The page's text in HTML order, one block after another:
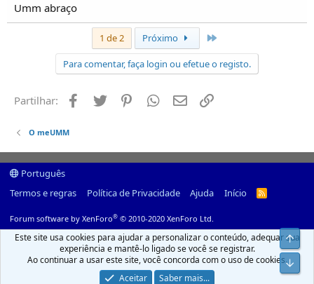
Umm abraço
1 de 2 Próximo
Para comentar, faça login ou efetue o registo.
Partilhar: Facebook
Twitter PinterestWhatsapp
Email
O meUMM
Português
Termos e regras
Política de Privacidade Ajuda Início
R
Forum software by XenForo® © 2010-2020 XenForo Ltd.
Este site usa cookies para ajudar a personalizar o conteúdo, adequar sua
experiência e mantê-lo ligado se você se registrar.
Ao continuar a usar este site, você concorda com o uso de cookies.
Aceitar
Saber mais...
Top